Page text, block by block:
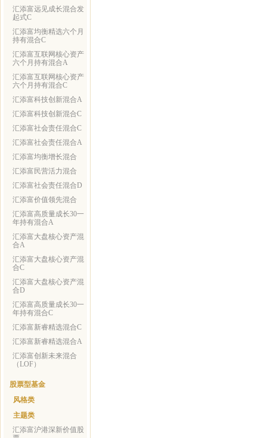
汇添富远见成长混合发
起式C
汇添富均衡精选六个月
持有混合C
汇添富互联网核心资产
六个月持有混合A
汇添富互联网核心资产
六个月持有混合C
汇添富科技创新混合A
汇添富科技创新混合C
汇添富社会责任混合C
汇添富社会责任混合A
汇添富均衡增长混合
汇添富民营活力混合
汇添富社会责任混合D
汇添富价值领先混合
汇添富高质量成长30一
年持有混合A
汇添富大盘核心资产混
合A
汇添富大盘核心资产混
合C
汇添富大盘核心资产混
合D
汇添富高质量成长30一
年持有混合C
汇添富新睿精选混合C
汇添富新睿精选混合A
汇添富创新未来混合
（LOF）
股票型基金
风格类
主题类
汇添富沪港深新价值股